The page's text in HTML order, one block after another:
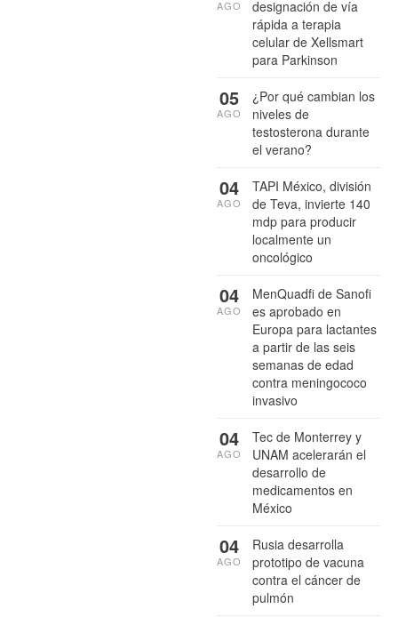
designación de vía
rápida a terapia
celular de Xellsmart
para Parkinson
AGO
¿Por qué cambian los
niveles de
testosterona durante
el verano?
05
AGO
TAPI México, división
de Teva, invierte 140
mdp para producir
localmente un
oncológico
04
AGO
MenQuadfi de Sanofi
es aprobado en
Europa para lactantes
a partir de las seis
semanas de edad
contra meningococo
invasivo
04
AGO
Tec de Monterrey y
UNAM acelerarán el
desarrollo de
medicamentos en
México
04
AGO
Rusia desarrolla
prototipo de vacuna
contra el cáncer de
pulmón
04
AGO